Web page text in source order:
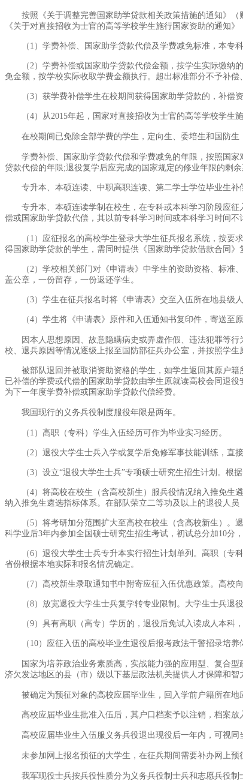
按照《关于调整完善国家助学贷款相关政策措施的通知》（
《关于对直接招收为士官的高等学校学生施行国家资助的通知》
（1）学费补偿、国家助学贷款代偿及学费减免标准，本专
（2）学费补偿或国家助学贷款代偿金额，按学生实际缴
免金额，按学校实际收取学费金额执行。超出标准部分不予补偿
（3）获学费补偿学生在校期间获得国家助学贷款的，补
（4）从2015年起，国家对直接招收为士官的高等学校学
在校期间已免除全部学费的学生，定向生、委培生和国防
学费补偿、国家助学贷款代偿和学费减免的年限，按照国
贷款代偿的年限;退役复学后应完成的国家规定的修业年限的剩
专升本、本硕连读、中职高职连读、第二学士学位毕业生
专升本、本硕连读学制在校生，在专科或本科学习阶段应
偿或国家助学贷款代偿，其以前专科学习时间或本科学习时间
（1）应征报名的高校学生登录大学生征兵报名系统，按
得国家助学贷款的学生，需同时提供《国家助学贷款借款合同》
（2）学校相关部门对《申请表》中学生的资助资格、标
盖公章，一份留存，一份返还学生。
（3）学生在征兵报名时将《申请表》交至入伍所在地县
（4）学生将《申请表》原件和入伍通知书复印件，寄送至
因本人思想原因、故意隐瞒病史或弄虚作假、违法犯罪等
校、退兵原因等情况逐级上报至国防部征兵办公室，并按照学生
被部队退回并被取消资助资格的学生，如学生返回其原户
已补偿的学费或代偿的国家助学贷款由学生原就读高校会同退
为下一年度学费补偿或国家助学贷款代偿经费。
我国现行的义务兵役制度服役年限是两年。
（1）高职（专科）学生入伍经历可作为毕业实习经历。
（2）退役大学生士兵入学或复学后免修军事技能训练，直接
（3）设立“退役大学生士兵”专项硕士研究生招生计划。
（4）将高校在校生（含高校新生）服兵役情况纳入推免
纳入推免生遴选指标体系。在部队荣立二等功及以上的退役人
（5）将考研加分范围扩大至高校在校生（含高校新生）
科学业后3年内参加全国硕士研究生招生考试，初试总分加10分
（6）退役大学生士兵专升本实行招生计划单列。高职（
省份根据本地实际和报名情况确定。
（7）高校新生录取通知书中附寄应征入伍优惠政策。高
（8）放宽退役大学生士兵复学转专业限制。大学生士兵退
（9）具有高职（高专）学历的，退役后免试入读成人本
（10）应征入伍的高校毕业生退役后报考政法干警招录培
国家为培养政治业务素质高，实战能力强的应用型、复合
济欠发达地区的县（市）级以下基层政法机关提供人才保障和智
被确定为预征对象的高校应届毕业生，回入学前户籍所在
高校应届毕业生批准入伍后，其户口档案予以注销，档案放
高校应届毕业生入伍服义务兵役退出现役后一年内，可视
未参加网上报名预征的大学生，在征兵期间需要补办网上
我军现役士兵按兵役性质分为义务兵役制士兵和志愿兵役